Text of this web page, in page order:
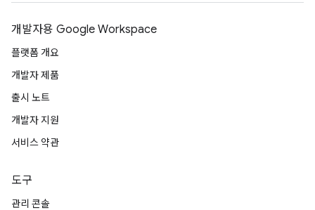
개발자용 Google Workspace
플랫폼 개요
개발자 제품
출시 노트
개발자 지원
서비스 약관
도구
관리 콘솔